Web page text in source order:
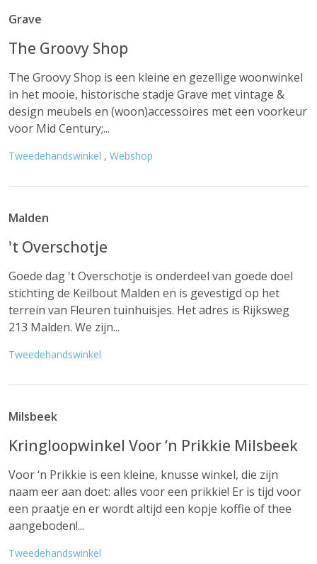
Grave
The Groovy Shop
The Groovy Shop is een kleine en gezellige woonwinkel
in het mooie, historische stadje Grave met vintage &
design meubels en (woon)accessoires met een voorkeur
voor Mid Century;...
Tweedehandswinkel , Webshop
Malden
't Overschotje
Goede dag 't Overschotje is onderdeel van goede doel
stichting de Keilbout Malden en is gevestigd op het
terrein van Fleuren tuinhuisjes. Het adres is Rijksweg
213 Malden. We zijn...
Tweedehandswinkel
Milsbeek
Kringloopwinkel Voor ‘n Prikkie Milsbeek
Voor ‘n Prikkie is een kleine, knusse winkel, die zijn
naam eer aan doet: alles voor een prikkie! Er is tijd voor
een praatje en er wordt altijd een kopje koffie of thee
aangeboden!...
Tweedehandswinkel